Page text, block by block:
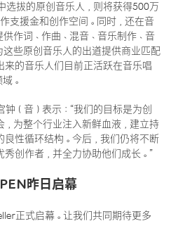
选拔的原创音乐人，则将获得500万
支援金和创作空间。同时，还在音
作词、作曲、混音、音乐制作、音
些原创音乐人的出道提供商业匹配
来的音乐人们目前正活跃在音乐唱
。
（音）表示：“我们的目标是为创
为整个行业注入新鲜血液，建立持
性循环结构。今后，我们仍将不断
创作者，并全力协助他们成长。”
昨日启幕
正式启幕。让我们共同期待更多